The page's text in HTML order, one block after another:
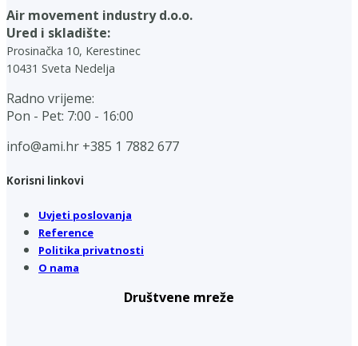
Air movement industry d.o.o.
Ured i skladište:
Prosinačka 10, Kerestinec
10431 Sveta Nedelja
Radno vrijeme:
Pon - Pet: 7:00 - 16:00
info@ami.hr +385 1 7882 677
Korisni linkovi
Uvjeti poslovanja
Reference
Politika privatnosti
O nama
Društvene mreže